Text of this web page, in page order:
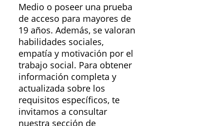
Medio o poseer una prueba
de acceso para mayores de
19 años. Además, se valoran
habilidades sociales,
empatía y motivación por el
trabajo social. Para obtener
información completa y
actualizada sobre los
requisitos específicos, te
invitamos a consultar
nuestra sección de